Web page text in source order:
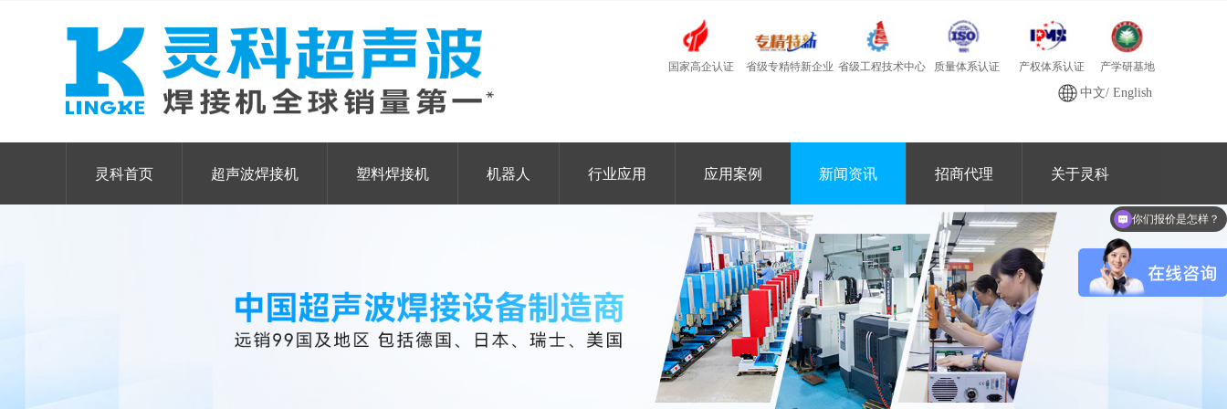
国家高企认证 省级专精特新企业 省级工程技术中心 质量体系认证 产权体系认证 产学研基地
中文/English
灵科首页 超声波焊接机 塑料焊接机 机器人 行业应用 应用案例 新闻资讯 招商代理 关于灵科
可以做代理 / 经销商吗？